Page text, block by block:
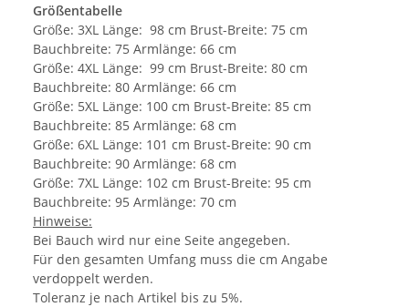
Größentabelle
Größe: 3XL Länge: 98 cm Brust-Breite: 75 cm
Bauchbreite: 75 Armlänge: 66 cm
Größe: 4XL Länge: 99 cm Brust-Breite: 80 cm
Bauchbreite: 80 Armlänge: 66 cm
Größe: 5XL Länge: 100 cm Brust-Breite: 85 cm
Bauchbreite: 85 Armlänge: 68 cm
Größe: 6XL Länge: 101 cm Brust-Breite: 90 cm
Bauchbreite: 90 Armlänge: 68 cm
Größe: 7XL Länge: 102 cm Brust-Breite: 95 cm
Bauchbreite: 95 Armlänge: 70 cm
Hinweise:
Bei Bauch wird nur eine Seite angegeben.
Für den gesamten Umfang muss die cm Angabe
verdoppelt werden.
Toleranz je nach Artikel bis zu 5%.